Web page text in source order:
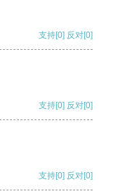
支持[0] 反对[0]
支持[0] 反对[0]
支持[0] 反对[0]